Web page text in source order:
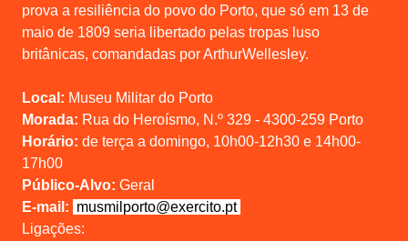
prova a resiliência do povo do Porto, que só em 13 de
maio de 1809 seria libertado pelas tropas luso
britânicas, comandadas por ArthurWellesley.
Local: Museu Militar do Porto
Morada: Rua do Heroísmo, N.º 329 - 4300-259 Porto
Horário: de terça a domingo, 10h00-12h30 e 14h00-
17h00
Público-Alvo: Geral
E-mail: musmilporto@exercito.pt
Ligações: